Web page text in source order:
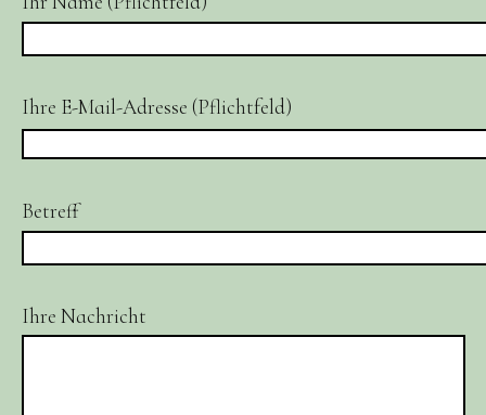
Ihre E-Mail-Adresse (Pflichtfeld)
Betreff
Ihre Nachricht